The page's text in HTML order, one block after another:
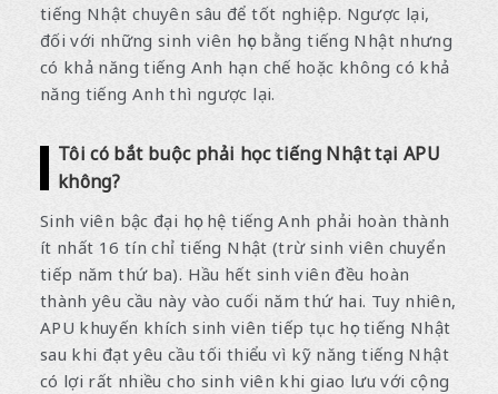
tiếng Nhật chuyên sâu để tốt nghiệp. Ngược lại,
đối với những sinh viên học bằng tiếng Nhật nhưng
có khả năng tiếng Anh hạn chế hoặc không có khả
năng tiếng Anh thì ngược lại.
Tôi có bắt buộc phải học tiếng Nhật tại APU
không?
Sinh viên bậc đại học hệ tiếng Anh phải hoàn thành
ít nhất 16 tín chỉ tiếng Nhật (trừ sinh viên chuyển
tiếp năm thứ ba). Hầu hết sinh viên đều hoàn
thành yêu cầu này vào cuối năm thứ hai. Tuy nhiên,
APU khuyến khích sinh viên tiếp tục học tiếng Nhật
sau khi đạt yêu cầu tối thiểu vì kỹ năng tiếng Nhật
có lợi rất nhiều cho sinh viên khi giao lưu với cộng